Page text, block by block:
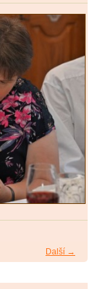
Další →